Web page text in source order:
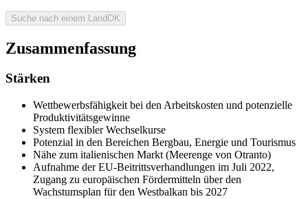
Suche nach einem LandOK
Zusammenfassung
Stärken
Wettbewerbsfähigkeit bei den Arbeitskosten und potenzielle
Produktivitätsgewinne
System flexibler Wechselkurse
Potenzial in den Bereichen Bergbau, Energie und Tourismus
Nähe zum italienischen Markt (Meerenge von Otranto)
Aufnahme der EU-Beitrittsverhandlungen im Juli 2022,
Zugang zu europäischen Fördermitteln über den
Wachstumsplan für den Westbalkan bis 2027